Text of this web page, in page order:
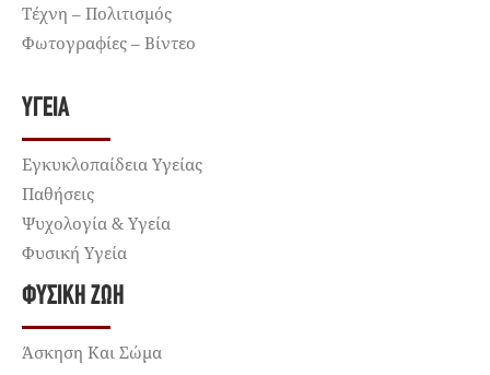
Τέχνη – Πολιτισμός
Φωτογραφίες – Βίντεο
ΥΓΕΊΑ
Εγκυκλοπαίδεια Υγείας
Παθήσεις
Ψυχολογία & Υγεία
Φυσική Υγεία
ΦΥΣΙΚΉ ΖΩΉ
Άσκηση Και Σώμα